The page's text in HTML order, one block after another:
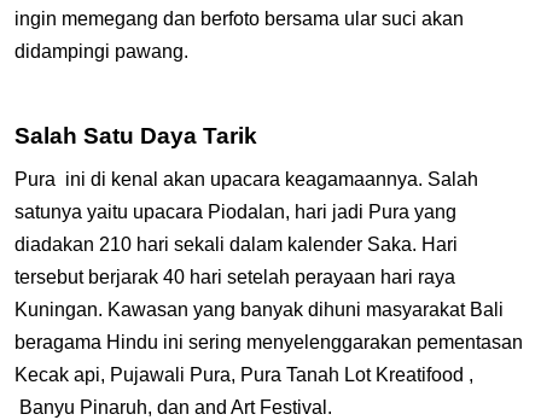
ingin memegang dan berfoto bersama ular suci akan
didampingi pawang.
Salah Satu Daya Tarik
Pura ini di kenal akan upacara keagamaannya. Salah
satunya yaitu upacara Piodalan, hari jadi Pura yang
diadakan 210 hari sekali dalam kalender Saka. Hari
tersebut berjarak 40 hari setelah perayaan hari raya
Kuningan. Kawasan yang banyak dihuni masyarakat Bali
beragama Hindu ini sering menyelenggarakan pementasan
Kecak api, Pujawali Pura, Pura Tanah Lot Kreatifood ,
Banyu Pinaruh, dan and Art Festival.